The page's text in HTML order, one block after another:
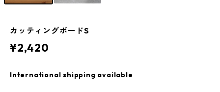
カッティングボードS
¥2,420
International shipping available